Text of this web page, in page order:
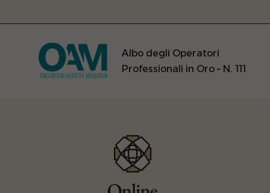
Albo degli Operatori
Professionali in Oro – N. 111